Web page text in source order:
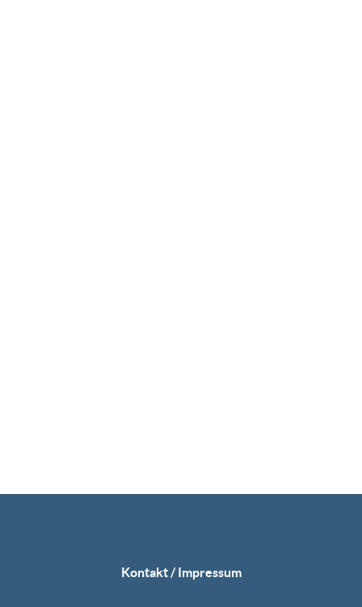
Kontakt / Impressum